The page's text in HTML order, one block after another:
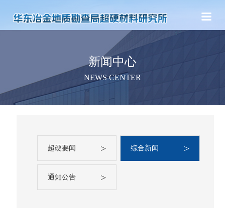
新闻中心
NEWS CENTER
超硬要闻 > 综合新闻 >
通知公告 >